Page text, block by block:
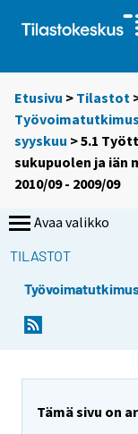
Etusivu > Tilastot
Työvoimatutkimus
syyskuu > 5.1
sukupuolen ja iän
2010/09 - 2009/09
Avaa valikko
TILASTOT
Tämä sivu on